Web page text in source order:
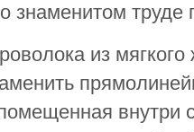
труде
из
внутри